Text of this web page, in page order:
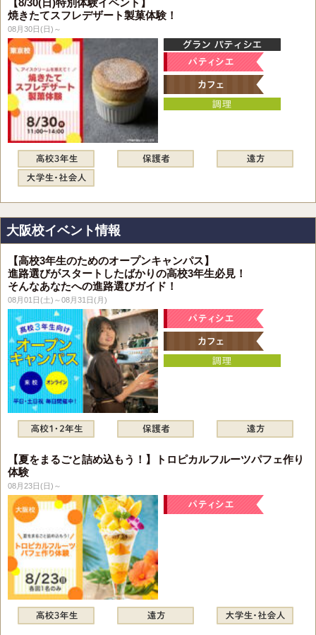
【8/30(日)特別体験イベント】
焼きたてスフレデザート製菓体験！
08月30日(日)～
大阪校イベント情報
【高校3年生のためのオープンキャンパス】
進路選びがスタートしたばかりの高校3年生必見！
そんなあなたへの進路選びガイド！
08月01日(土)～08月31日(月)
【夏をまるごと詰め込もう！】トロピカルフルーツパフェ作り
体験
08月23日(日)～